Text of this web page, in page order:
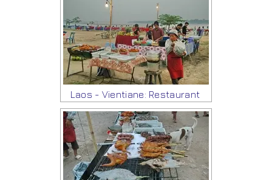
Laos - Vientiane: Restaurant